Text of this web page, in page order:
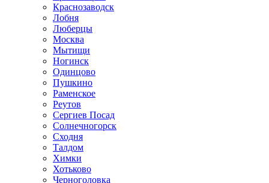
Краснозаводск
Лобня
Люберцы
Москва
Мытищи
Ногинск
Одинцово
Пушкино
Раменское
Реутов
Сергиев Посад
Солнечногорск
Сходня
Талдом
Химки
Хотьково
Черноголовка